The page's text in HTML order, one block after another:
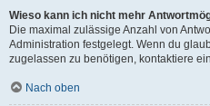
Wieso kann ich nicht mehr
Die maximal zulässige Anzahl von
Administration festgelegt. Wenn du
zugelassen zu benötigen, kontaktiere
Nach oben